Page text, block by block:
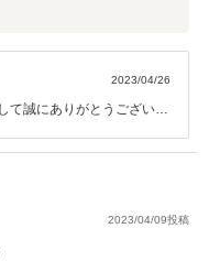
2023/04/26
て誠にありがとうございま
談くださいませ。
2023/04/09投稿